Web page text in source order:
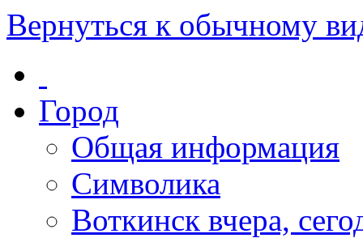
Вернуться к обычному
Город
Общая информация
Символика
Воткинск вчера,